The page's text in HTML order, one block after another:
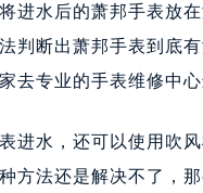
水后的萧邦手表放在
判断出萧邦手表到底
去专业的手表维修中
水，还可以使用吹风
方法还是解决不了，